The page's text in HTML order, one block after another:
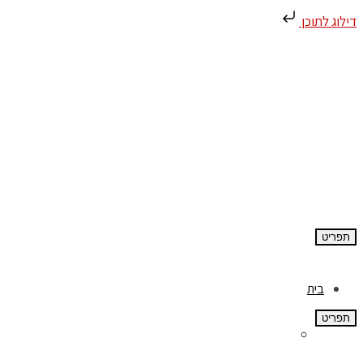
דילוג לתוכן
תפריט
בית
תפריט